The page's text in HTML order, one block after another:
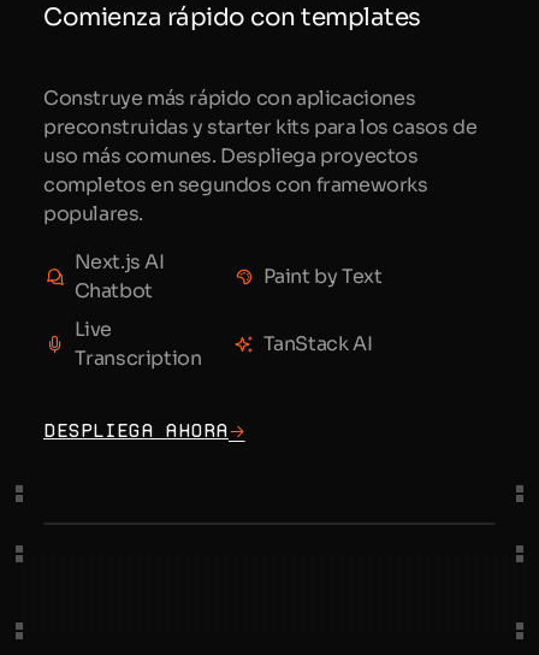
Comienza rápido con templates
Construye más rápido con aplicaciones
preconstruidas y starter kits para los casos de
uso más comunes. Despliega proyectos
completos en segundos con frameworks
populares.
Next.js AI
Chatbot
Paint by Text
Live
Transcription
TanStack AI
Despliega ahora